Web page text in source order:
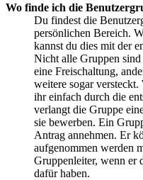
Wo finde ich die
Du findest die
persönlichen Bereich.
kannst du dies mit der
Nicht alle Gruppen
eine Freischaltung,
weitere sogar
ihr einfach durch die
verlangt die Gruppe
sie bewerben. Ein
Antrag annehmen. Er
aufgenommen werden
Gruppenleiter, wenn er
dafür haben.